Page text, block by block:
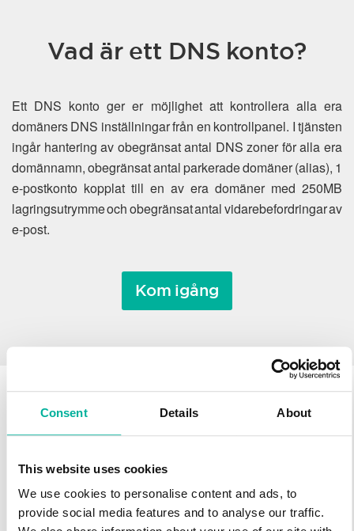
Consent Details About
This website uses cookies
We use cookies to personalise content and ads, to
provide social media features and to analyse our traffic.
Vad är ett DNS konto?
Ett DNS konto ger er möjlighet att kontrollera alla era
domäners DNS inställningar från en kontrollpanel. I tjänsten
ingår hantering av obegränsat antal DNS zoner för alla era
domännamn, obegränsat antal parkerade domäner (alias), 1
e-postkonto kopplat till en av era domäner med 250MB
lagringsutrymme och obegränsat antal vidarebefordringar av
e-post.
Kom igång
Varför flytta ett
Domäner?